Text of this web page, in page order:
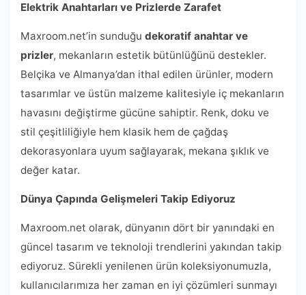
Elektrik Anahtarları ve Prizlerde Zarafet
Maxroom.net’in sunduğu dekoratif anahtar ve
prizler, mekanların estetik bütünlüğünü destekler.
Belçika ve Almanya’dan ithal edilen ürünler, modern
tasarımlar ve üstün malzeme kalitesiyle iç mekanların
havasını değiştirme gücüne sahiptir. Renk, doku ve
stil çeşitliliğiyle hem klasik hem de çağdaş
dekorasyonlara uyum sağlayarak, mekana şıklık ve
değer katar.
Dünya Çapında Gelişmeleri Takip Ediyoruz
Maxroom.net olarak, dünyanın dört bir yanındaki en
güncel tasarım ve teknoloji trendlerini yakından takip
ediyoruz. Sürekli yenilenen ürün koleksiyonumuzla,
kullanıcılarımıza her zaman en iyi çözümleri sunmayı